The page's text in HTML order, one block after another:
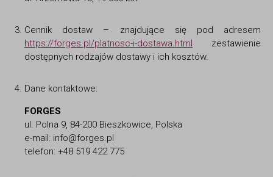
Cennik dostaw – znajdujące się pod adresem
https://forges.pl/platnosc-i-dostawa.html zestawienie
dostępnych rodzajów dostawy i ich kosztów.
Dane kontaktowe:
FORGES
ul. Polna 9, 84-200 Bieszkowice, Polska
e-mail: info@forges.pl
telefon: +48 519 422 775